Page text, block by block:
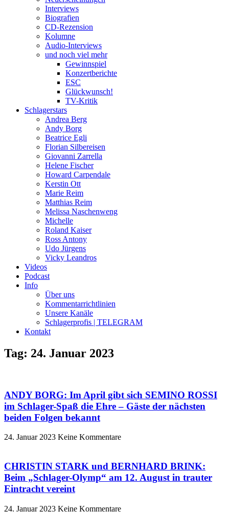
Interviews
Biografien
CD-Rezension
Kolumne
Audio-Interviews
und noch viel mehr
Gewinnspiel
Konzertberichte
ESC
Glückwunsch!
TV-Kritik
Schlagerstars
Andrea Berg
Andy Borg
Beatrice Egli
Florian Silbereisen
Giovanni Zarrella
Helene Fischer
Howard Carpendale
Kerstin Ott
Marie Reim
Matthias Reim
Melissa Naschenweng
Michelle
Roland Kaiser
Ross Antony
Udo Jürgens
Vicky Leandros
Videos
Podcast
Info
Über uns
Kommentarrichtlinien
Unsere Kanäle
Schlagerprofis | TELEGRAM
Kontakt
Tag: 24. Januar 2023
ANDY BORG: Im April gibt sich SEMINO ROSSI
im Schlager-Spaß die Ehre – Gäste der nächsten
beiden Folgen bekannt
24. Januar 2023 Keine Kommentare
CHRISTIN STARK und BERNHARD BRINK:
Beim „Schlager-Olymp“ am 12. August in trauter
Eintracht vereint
24. Januar 2023 Keine Kommentare